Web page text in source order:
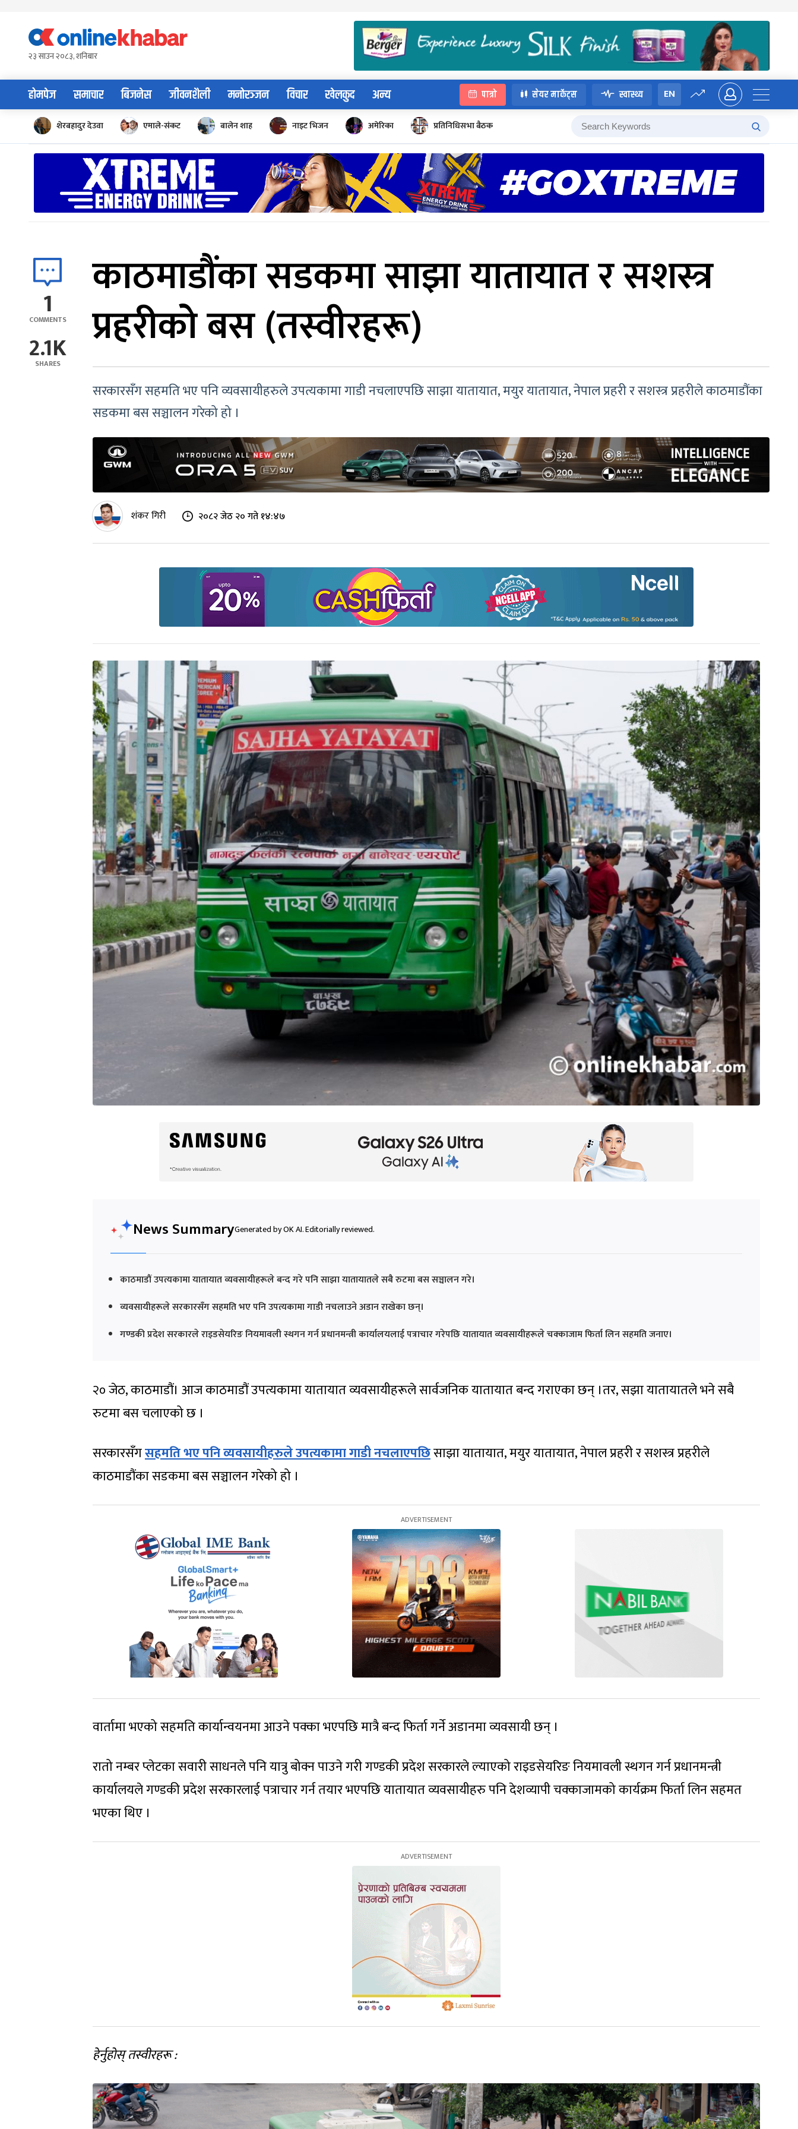
content२३ साउन २०८३, शनिबार
होमपेज समाचार बिजनेस जीवनशैली मनोरञ्जन विचार खेलकुद अन्य पात्रो सेयर मार्केट्स स्वास्थ्य EN
शेरबहादुर देउवा एमाले-संकट बालेन शाह नाइट भिजन अमेरिका प्रतिनिधिसभा बैठक
1
COMMENTS
2.1K
SHARES
काठमाडौंका सडकमा साझा यातायात र सशस्त्र
प्रहरीको बस (तस्वीरहरू)
सरकारसँग सहमति भए पनि व्यवसायीहरुले उपत्यकामा गाडी नचलाएपछि साझा यातायात, मयुर यातायात, नेपाल प्रहरी र सशस्त्र प्रहरीले काठमाडौंका
सडकमा बस सञ्चालन गरेको हो ।
शंकर गिरी २०८२ जेठ २० गते १४:४७
News SummaryGenerated by OK AI. Editorially reviewed.
काठमाडौं उपत्यकामा यातायात व्यवसायीहरूले बन्द गरे पनि साझा यातायातले सबै रुटमा बस सञ्चालन गरे।
व्यवसायीहरूले सरकारसँग सहमति भए पनि उपत्यकामा गाडी नचलाउने अडान राखेका छन्।
गण्डकी प्रदेश सरकारले राइडसेयरिङ नियमावली स्थगन गर्न प्रधानमन्त्री कार्यालयलाई पत्राचार गरेपछि यातायात व्यवसायीहरूले चक्काजाम फिर्ता लिन सहमति जनाए।
२० जेठ, काठमाडौं। आज काठमाडौं उपत्यकामा यातायात व्यवसायीहरूले सार्वजनिक यातायात बन्द गराएका छन् ।तर, सझा यातायातले भने सबै
रुटमा बस चलाएको छ ।
सरकारसँगसहमति भए पनि व्यवसायीहरुले उपत्यकामा गाडी नचलाएपछिसाझा यातायात, मयुर यातायात, नेपाल प्रहरी र सशस्त्र प्रहरीले
काठमाडौंका सडकमा बस सञ्चालन गरेको हो ।
वार्तामा भएको सहमति कार्यान्वयनमा आउने पक्का भएपछि मात्रै बन्द फिर्ता गर्ने अडानमा व्यवसायी छन् ।
रातो नम्बर प्लेटका सवारी साधनले पनि यात्रु बोक्न पाउने गरी गण्डकी प्रदेश सरकारले ल्याएको राइडसेयरिङ नियमावली स्थगन गर्न प्रधानमन्त्री
कार्यालयले गण्डकी प्रदेश सरकारलाई पत्राचार गर्न तयार भएपछि यातायात व्यवसायीहरु पनि देशव्यापी चक्काजामको कार्यक्रम फिर्ता लिन सहमत
भएका थिए ।
हेर्नुहोस् तस्वीरहरू :